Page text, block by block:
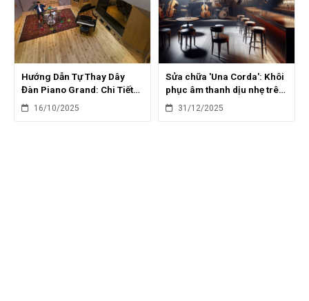
Hướng Dẫn Tự Thay Dây
Đàn Piano Grand: Chi Tiết
Từng Bước
16/10/2025
Sửa chữa 'Una Corda': Khôi
phục âm thanh dịu nhẹ trên
grand piano
31/12/2025